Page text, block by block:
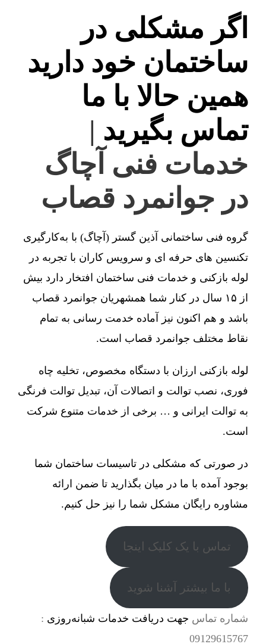
اگر مشکلی در
ساختمان خود دارید
همین حالا با ما
تماس بگیرید |
خدمات فنی آچاگ
در جوانمرد قصاب
گروه فنی ساختمانی آذین گستر (آچاگ) با به‌کارگیری
تکنسین های حرفه ای و سرویس کاران با تجربه در
لوله بازکنی و خدمات فنی ساختمان افتخار دارد بیش
از ۱۵ سال در کنار شما همشهریان جوانمرد قصاب
باشد و هم اکنون نیز آماده خدمت رسانی به تمام
نقاط مختلف جوانمرد قصاب است.
لوله بازکنی ارزان با دستگاه مخصوص، تخلیه چاه
فوری، نصب توالت و اتصالات آن، تبدیل توالت فرنگی
به توالت ایرانی و … برخی از خدمات متنوع شرکت
است.
در صورتی که مشکلی در تاسیسات ساختمان شما
بوجود آمده با ما در میان بگذارید تا ضمن ارائه
مشاوره رایگان مشکل شما را نیز حل کنیم.
تماس با یک کلیک اینجا
با ما بیشتر آشنا شوید
شماره تماس جهت دریافت خدمات شبانه‌روزی :
09129615767